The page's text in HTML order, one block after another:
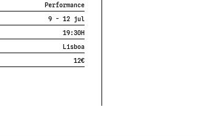
Performance
9 - 12 jul
19:30H
Lisboa
12€